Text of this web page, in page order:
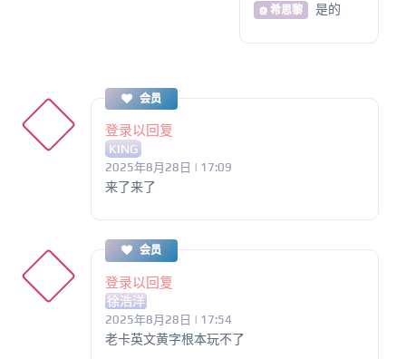
@ 希思黎 是的
会员
登录以回复
KING
2025年8月28日 | 17:09
来了来了
会员
登录以回复
徐浩洋
2025年8月28日 | 17:54
老卡英文黄字根本玩不了